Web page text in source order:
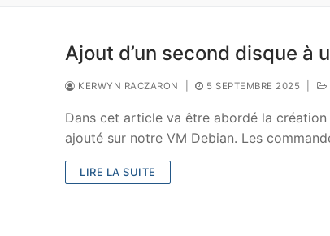
Ajout d’un second disque à
KERWYN RACZARON 5 SEPTEMBRE 2025
Dans cet article va être abordé la
ajouté sur notre VM Debian. Les
LIRE LA SUITE